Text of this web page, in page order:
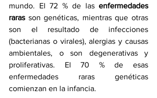
mundo. El 72 % de las enfermedades
raras son genéticas, mientras que otras
son el resultado de infecciones
(bacterianas o virales), alergias y causas
ambientales, o son degenerativas y
proliferativas. El 70 % de esas
enfermedades raras genéticas
comienzan en la infancia.